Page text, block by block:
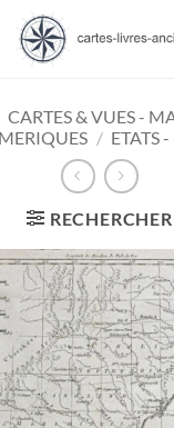
CARTES & VUES -
/ ETATS
RECHERCHER